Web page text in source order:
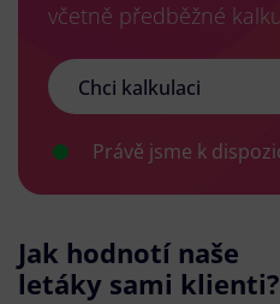
včetně předběžné
Chci kalkulaci
Právě jsme k
Jak hodnotí naše
letáky sami klienti?